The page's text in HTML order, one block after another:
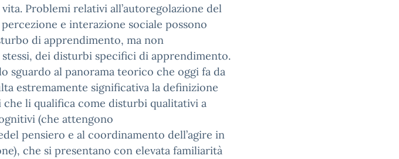
Problemi relativi all’autoregolazione del
e interazione sociale possono
di apprendimento, ma non
dei disturbi specifici di apprendimento.
sguardo al panorama teorico che oggi fa da
estremamente significativa la definizione
che li qualifica come disturbi qualitativi a
(che attengono
pensiero e al coordinamento dell’agire in
che si presentano con elevata familiarità